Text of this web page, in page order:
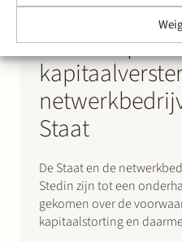
Stek
Staat
De Staat en de
Stedin zijn tot een
gekomen over de
kapitaalstorting en